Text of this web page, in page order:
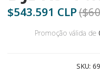
$543.591 CLP
Promoção válida de
SKU: